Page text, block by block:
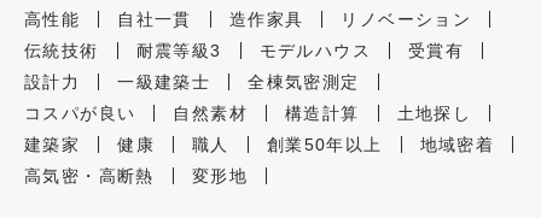
高性能
自社一貫 造作家具
リノベーション
伝統技術
耐震等級3 モデルハウス
受賞有
設計力
一級建築士
全棟気密測定
コスパが良い
自然素材 構造計算
土地探し
建築家
健康 職人 創業50年以上
地域密着
高気密・高断熱
変形地